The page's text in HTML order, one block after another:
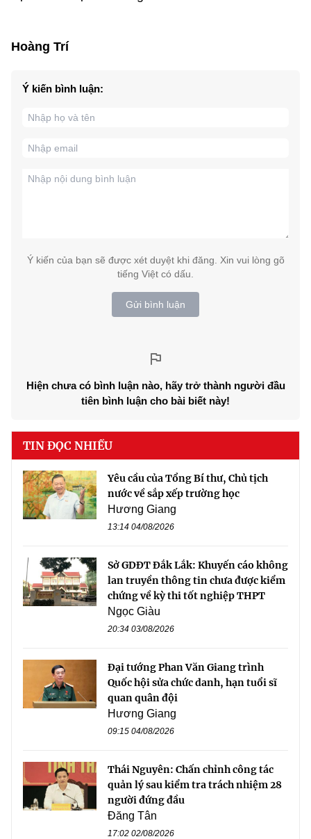
Hoàng Trí
Ý kiến bình luận:
Ý kiến của bạn sẽ được xét duyệt khi đăng. Xin vui lòng gõ
tiếng Việt có dấu.
Gửi bình luận
Hiện chưa có bình luận nào, hãy trở thành người đầu
tiên bình luận cho bài biết này!
TIN ĐỌC NHIỀU
Yêu cầu của Tổng Bí thư, Chủ tịch
nước về sắp xếp trường học
Hương Giang
13:14 04/08/2026
Sở GDĐT Đắk Lắk: Khuyến cáo không
lan truyền thông tin chưa được kiểm
chứng về kỳ thi tốt nghiệp THPT
Ngọc Giàu
20:34 03/08/2026
Đại tướng Phan Văn Giang trình
Quốc hội sửa chức danh, hạn tuổi sĩ
quan quân đội
Hương Giang
09:15 04/08/2026
Thái Nguyên: Chấn chỉnh công tác
quản lý sau kiểm tra trách nhiệm 28
người đứng đầu
Đăng Tân
17:02 02/08/2026